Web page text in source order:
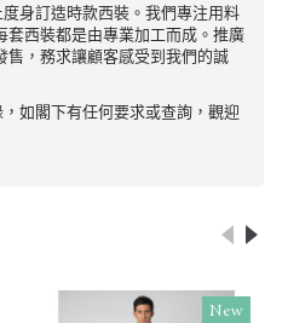
身訂造時款西裝。我們專注用料
西裝都是由專業加工而成。推廣
，務求讓顧客感受到我們的誠
如閣下有任何要求或查詢，觀迎
New